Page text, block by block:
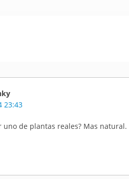
23:43
uno de plantas reales? Mas natural.